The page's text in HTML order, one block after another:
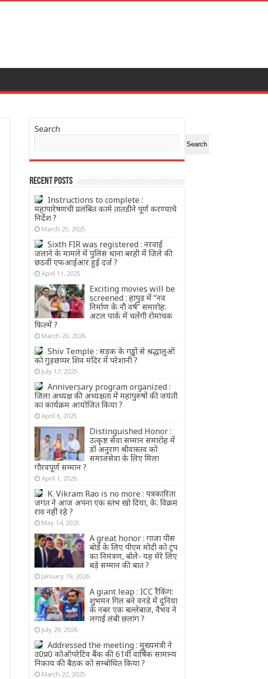
Search
Search
Recent Posts
Instructions to complete :
महापारेषणची प्रलंबित कामे तातडीने पूर्ण करण्याचे
निर्देश ?
March 25, 2025
Sixth FIR was registered : नरवाई
जलाने के मामले में पुलिस थाना बरही में जिले की
छठवीं एफआईआर हुई दर्ज ?
April 11, 2025
Exciting movies will be
screened : हापुड़ में “नव
निर्माण के नौ वर्ष” समारोह:
अटल पार्क में चलेंगी रोमांचक
फिल्में ?
March 20, 2026
Shiv Temple : सड़क के गड्ढों से श्रद्धालुओं
को गुड़छप्पर शिव मंदिर में परेशानी ?
July 17, 2025
Anniversary program organized :
जिला अध्यक्ष की अध्यक्षता में महापुरुषों की जयंती
का कार्यक्रम आयोजित किया ?
April 6, 2025
Distinguished Honor :
उत्कृष्ट सेवा सम्मान समारोह में
डॉ अनुराग श्रीवास्तव को
समाजसेवा के लिए मिला
गौरवपूर्ण सम्मान ?
April 1, 2026
K. Vikram Rao is no more : पत्रकारिता
जगत ने आज अपना एक स्तंभ खो दिया, के. विक्रम
राव नहीं रहे ?
May 14, 2025
A great honor : गाजा पीस
बोर्ड के लिए पीएम मोदी को ट्रंप
का निमंत्रण, बोले- यह मेरे लिए
बड़े सम्मान की बात ?
January 19, 2026
A giant leap : ICC रैंकिंग:
शुभमन गिल बने वनडे में दुनिया
के नंबर एक बल्लेबाज, वैभव ने
लगाई लंबी छलांग ?
July 29, 2026
Addressed the meeting : मुख्यमंत्री ने
उ0प्र0 कोऑपरेटिव बैंक की 61वीं वार्षिक सामान्य
निकाय की बैठक को सम्बोधित किया ?
March 22, 2025